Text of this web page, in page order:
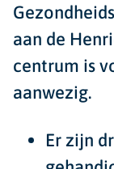
aan de
centrum is
aanwezig.
Er zijn